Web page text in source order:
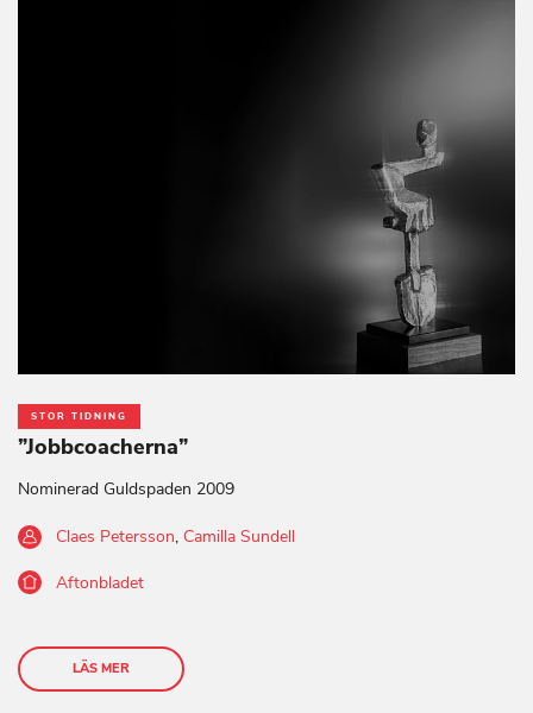
STOR TIDNING
”Jobbcoacherna”
Nominerad Guldspaden 2009
Claes Petersson, Camilla Sundell
Aftonbladet
LÄS MER